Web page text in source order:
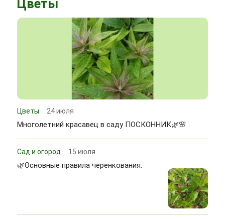
Цветы
Цветы 24 июля
Многолетний красавец в саду ПОСКОННИК🌿🌸
Сад и огород 15 июля
🌿Основные правила черенкования.